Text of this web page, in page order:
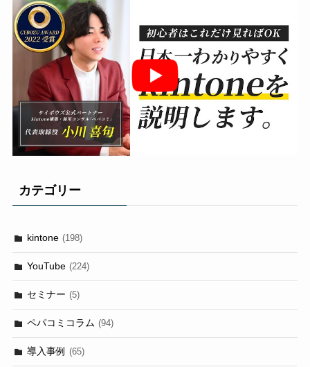
カテゴリー
kintone (198)
YouTube (224)
セミナー (5)
ペパコミコラム (94)
導入事例 (65)